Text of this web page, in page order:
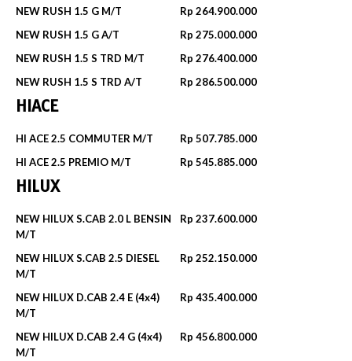
NEW RUSH 1.5 G M/T
Rp 264.900.000
NEW RUSH 1.5 G A/T
Rp 275.000.000
NEW RUSH 1.5 S TRD M/T
Rp 276.400.000
NEW RUSH 1.5 S TRD A/T
Rp 286.500.000
HIACE
HI ACE 2.5 COMMUTER M/T
Rp 507.785.000
HI ACE 2.5 PREMIO M/T
Rp 545.885.000
HILUX
NEW HILUX S.CAB 2.0 L BENSIN
M/T
Rp 237.600.000
NEW HILUX S.CAB 2.5 DIESEL
M/T
Rp 252.150.000
NEW HILUX D.CAB 2.4 E (4x4)
M/T
Rp 435.400.000
NEW HILUX D.CAB 2.4 G (4x4)
M/T
Rp 456.800.000